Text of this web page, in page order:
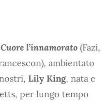
Cuore l’innamorato (Fazi,
ambientato
Lily King, nata e
per lungo tempo